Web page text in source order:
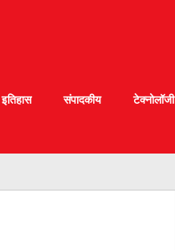
इतिहास संपादकीय टेक्नोलॉजी